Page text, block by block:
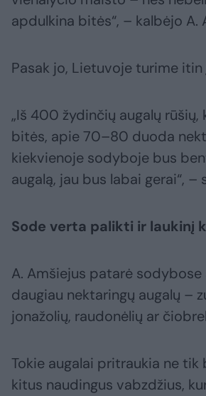
apdulkina bitės“, – kalbėjo A.
Pasak jo, Lietuvoje turime
„Iš 400 žydinčių augalų rūšių,
bitės, apie 70–80 duoda
kiekvienoje sodyboje bus
augalą, jau bus labai gerai“, –
Sode verta palikti ir laukinį
A. Amšiejus patarė sodybose
daugiau nektaringų augalų –
jonažolių, raudonėlių ar
Tokie augalai pritraukia ne
kitus naudingus vabzdžius,